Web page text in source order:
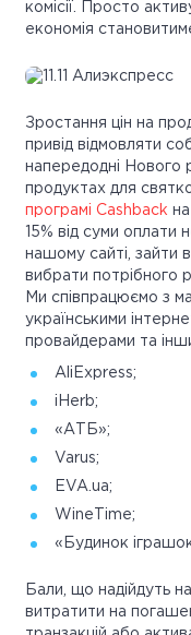
комісії. Просто
економія
Зростання цін на
привід відмовляти
напередодні Нового
продуктах для
програмі Cashback
15% від суми оплати
нашому сайті, зайти
вибрати потрібного
Ми співпрацюємо з
українськими
провайдерами та
AliExpress;
iHerb;
«АТБ»;
Varus;
EVA.ua;
WineTime;
«Будинок
Бали, що надійдуть
витратити на